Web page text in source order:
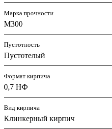
Марка прочности
М300
Пустотность
Пустотелый
Формат кирпича
0,7 НФ
Вид кирпича
Клинкерный кирпич